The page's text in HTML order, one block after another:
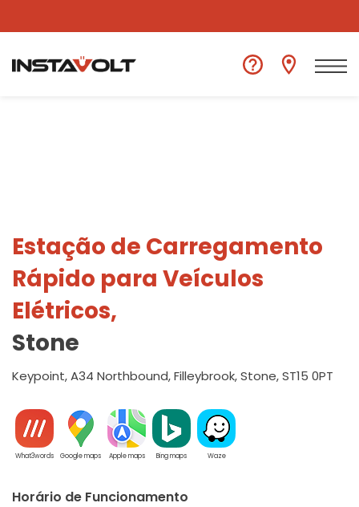
Ver outra localização
Estação de Carregamento
Rápido para Veículos
Elétricos,
Stone
Keypoint, A34 Northbound, Filleybrook, Stone, ST15 0PT
What3words Google maps Apple maps Bing maps Waze
Horário de Funcionamento